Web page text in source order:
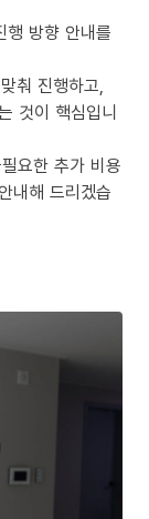
행 방향 안내를
춰 진행하고,
것이 핵심입니
요한 추가 비용
내해 드리겠습